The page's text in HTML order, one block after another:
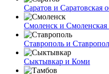
Саратов и Саратовская
Смоленск и Смоленская
Ставрополь и
Сыктывкар и Коми